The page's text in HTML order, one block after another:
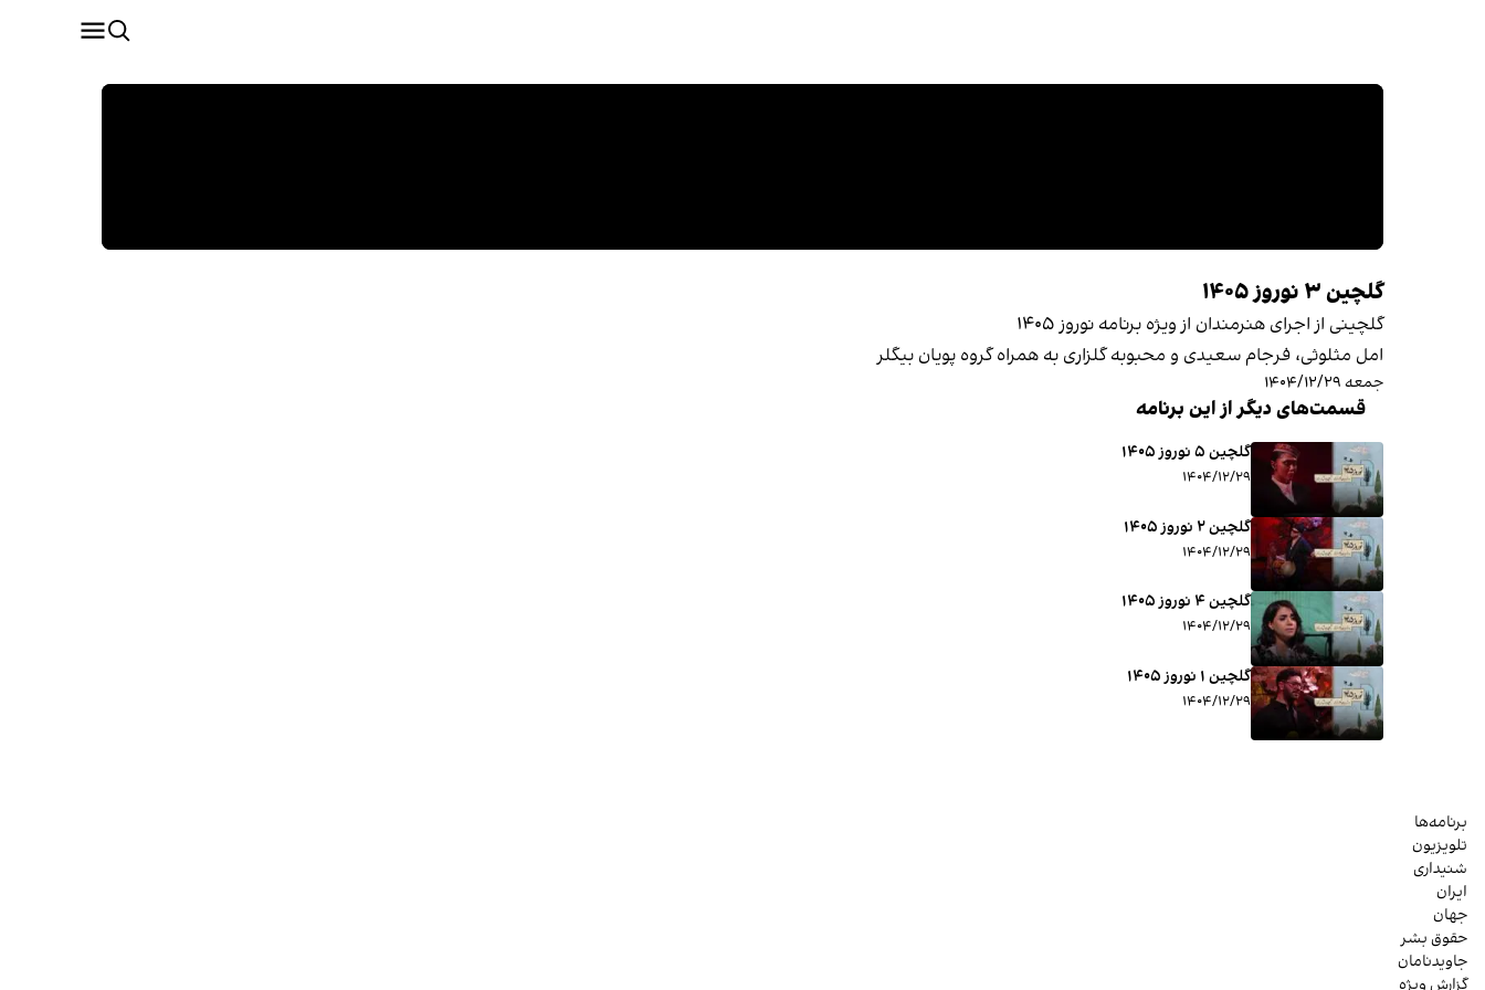
گلچین ۳ نوروز ۱۴۰۵
گلچینی از اجرای هنرمندان از ویژه برنامه نوروز ۱۴۰۵
امل مثلوثی، فرجام سعیدی و محبوبه گلزاری به همراه گروه پویان بیگلر
جمعه ۱۴۰۴/۱۲/۲۹
قسمت‌های دیگر از این برنامه
گلچین ۵ نوروز ۱۴۰۵
۱۴۰۴/۱۲/۲۹
گلچین ۲ نوروز ۱۴۰۵
۱۴۰۴/۱۲/۲۹
گلچین ۴ نوروز ۱۴۰۵
۱۴۰۴/۱۲/۲۹
گلچین ۱ نوروز ۱۴۰۵
۱۴۰۴/۱۲/۲۹
برنامه‌ها
تلویزیون
شنیداری
ایران
جهان
حقوق بشر
جاویدنامان
گزارش ویژه